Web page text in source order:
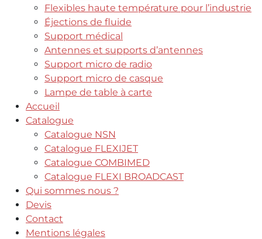
Flexibles haute température pour l’industrie
Éjections de fluide
Support médical
Antennes et supports d’antennes
Support micro de radio
Support micro de casque
Lampe de table à carte
Accueil
Catalogue
Catalogue NSN
Catalogue FLEXIJET
Catalogue COMBIMED
Catalogue FLEXI BROADCAST
Qui sommes nous ?
Devis
Contact
Mentions légales